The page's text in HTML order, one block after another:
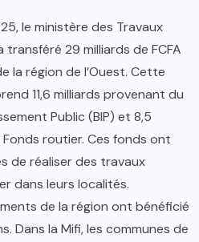
le ministère des Travaux
transféré 29 milliards de FCFA
la région de l’Ouest. Cette
11,6 milliards provenant du
Public (BIP) et 8,5
Fonds routier. Ces fonds ont
de réaliser des travaux
dans leurs localités.
de la région ont bénéficié
Dans la Mifi, les communes de